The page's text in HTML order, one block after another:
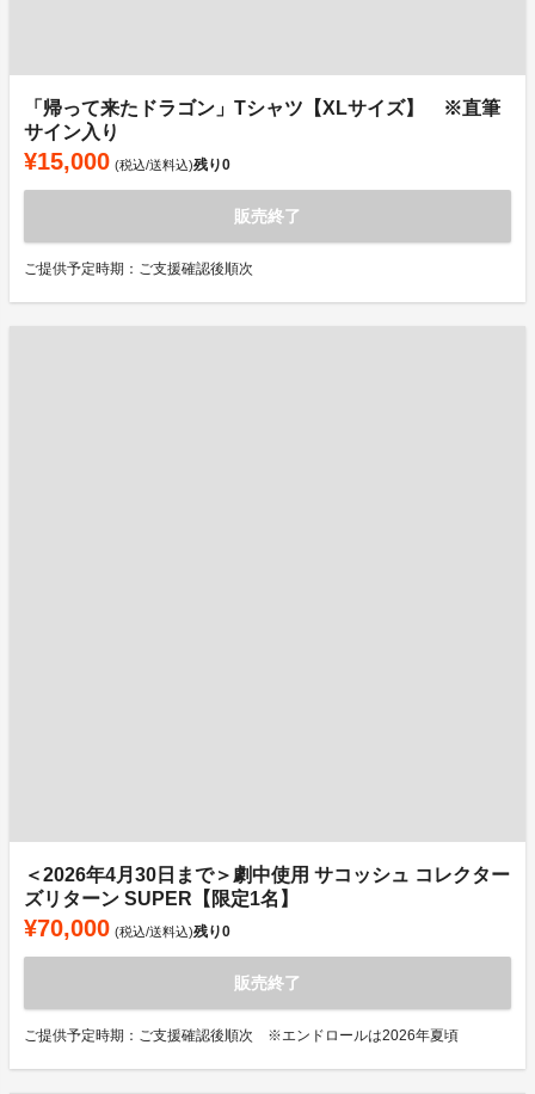
「帰って来たドラゴン」Tシャツ【XLサイズ】 ※直筆
サイン入り
¥15,000 (税込/送料込)残り0
販売終了
ご提供予定時期：ご支援確認後順次
＜2026年4月30日まで＞劇中使用 サコッシュ コレクター
ズリターン SUPER【限定1名】
¥70,000 (税込/送料込)残り0
販売終了
ご提供予定時期：ご支援確認後順次 ※エンドロールは2026年夏頃